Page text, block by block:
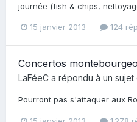
journée (fish & chips,
15 janvier 2013 124
Concertos
LaFéeC a répondu à un sujet
Pourront pas s'attaquer aux